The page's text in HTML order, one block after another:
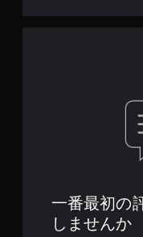
一番最初の
しませんか